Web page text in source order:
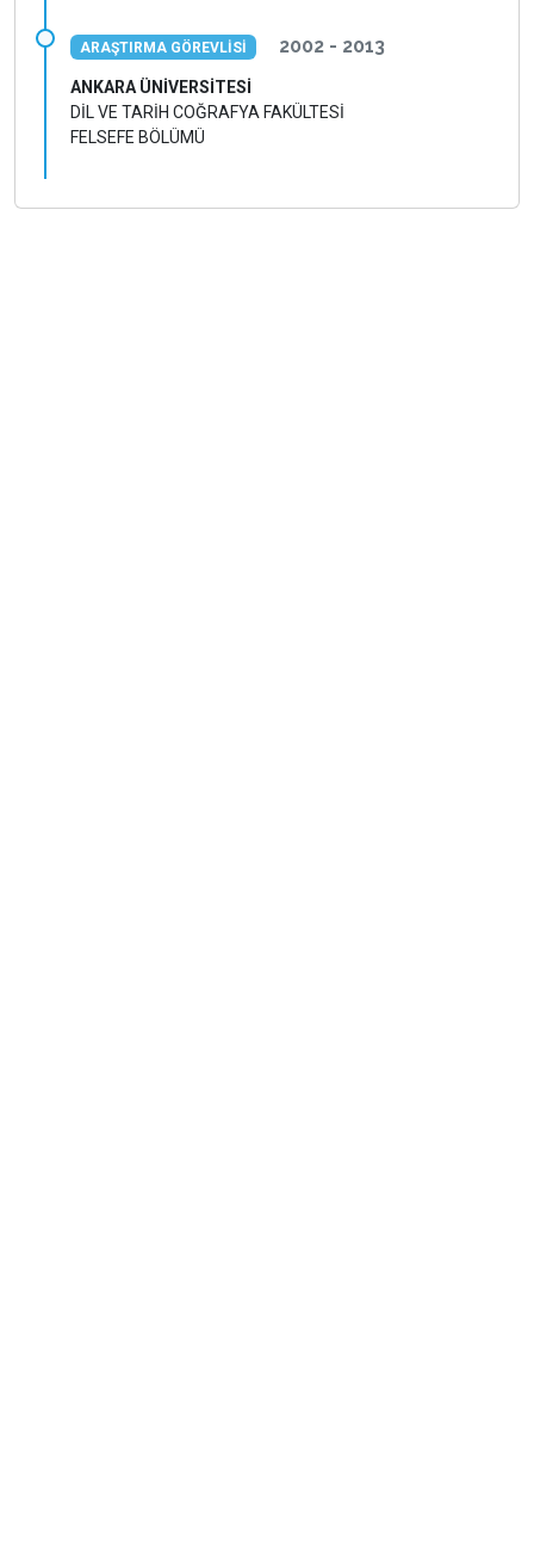
ARAŞTIRMA GÖREVLİSİ 2002 - 2013
ANKARA ÜNİVERSİTESİ
DİL VE TARİH COĞRAFYA FAKÜLTESİ
FELSEFE BÖLÜMÜ